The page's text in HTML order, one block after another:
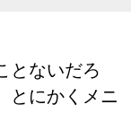
とないだろ
とにかくメニ